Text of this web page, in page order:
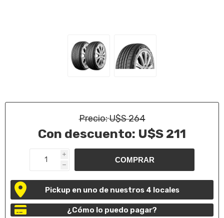
Precio:U$S 264
Con descuento: U$S 211
i
h
Pickup en uno de nuestros 4 locales
¿Cómo lo puedo pagar?